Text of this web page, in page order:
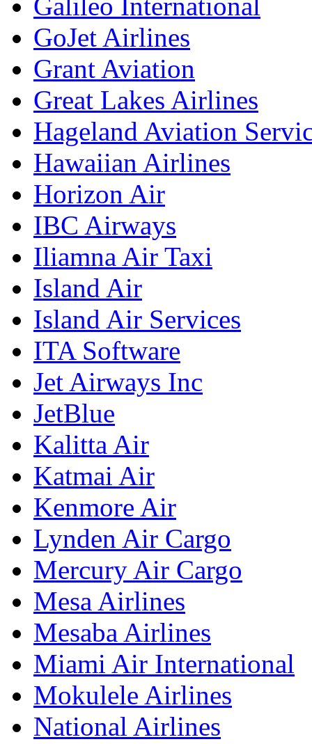
Galileo International
GoJet Airlines
Grant Aviation
Great Lakes Airlines
Hageland Aviation
Hawaiian Airlines
Horizon Air
IBC Airways
Iliamna Air Taxi
Island Air
Island Air Services
ITA Software
Jet Airways Inc
JetBlue
Kalitta Air
Katmai Air
Kenmore Air
Lynden Air Cargo
Mercury Air Cargo
Mesa Airlines
Mesaba Airlines
Miami Air International
Mokulele Airlines
National Airlines